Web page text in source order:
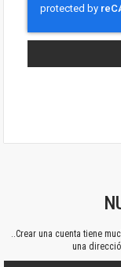
..Crear una cuenta tiene
una